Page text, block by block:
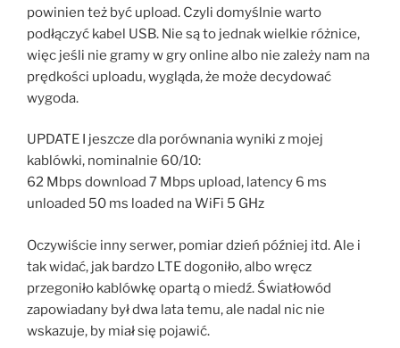
powinien też być upload. Czyli domyślnie warto
podłączyć kabel USB. Nie są to jednak wielkie różnice,
więc jeśli nie gramy w gry online albo nie zależy nam na
prędkości uploadu, wygląda, że może decydować
wygoda.
UPDATE I jeszcze dla porównania wyniki z mojej
kablówki, nominalnie 60/10:
62 Mbps download 7 Mbps upload, latency 6 ms
unloaded 50 ms loaded na WiFi 5 GHz
Oczywiście inny serwer, pomiar dzień później itd. Ale i
tak widać, jak bardzo LTE dogoniło, albo wręcz
przegoniło kablówkę opartą o miedź. Światłowód
zapowiadany był dwa lata temu, ale nadal nic nie
wskazuje, by miał się pojawić.